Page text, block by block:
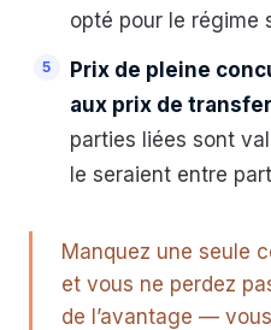
opté pour le régime
Prix de pleine
aux prix de
parties liées sont
le seraient entre
Manquez une seule
et vous ne perdez
de l’avantage —